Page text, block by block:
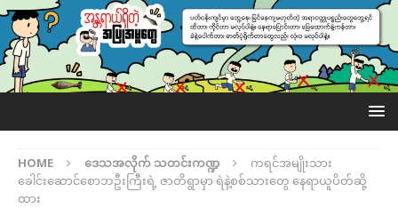
HOME ဒေသအလိုက် သတင်းကဏ္ဍ
ကရင်အမျိုးသား
ခေါင်းဆောင်စောဘဦးကြီးရဲ့ ဇာတိရွာမှာ ရဲနဲ့စစ်သားတွေ နေရာယူပိတ်ဆို့
ထား